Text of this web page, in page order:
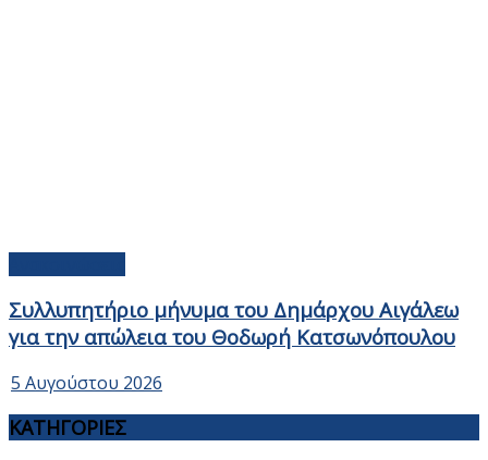
Συλλυπητήριο μήνυμα του Δημάρχου Αιγάλεω
για την απώλεια του Θοδωρή Κατσωνόπουλου
5 Αυγούστου 2026
ΚΑΤΗΓΟΡΙΕΣ